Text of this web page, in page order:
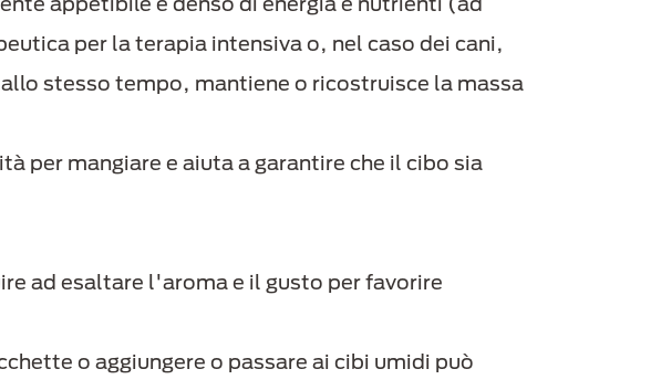
per la terapia intensiva o, nel caso dei cani,
stesso tempo, mantiene o ricostruisce la massa
per mangiare e aiuta a garantire che il cibo sia
ad esaltare l'aroma e il gusto per favorire
o aggiungere o passare ai cibi umidi può